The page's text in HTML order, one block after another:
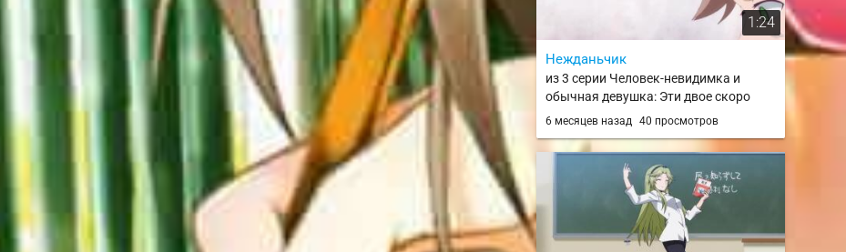
1:24
Нежданьчик
из 3 серии Человек-невидимка и
обычная девушка: Эти двое скоро
станут мужем и женой / Toumei Otoko
Futari
6 месяцев назад 40 просмотров